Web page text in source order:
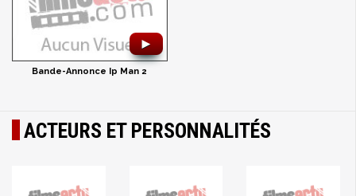
►
Bande-Annonce Ip Man 2
ACTEURS ET PERSONNALITÉS